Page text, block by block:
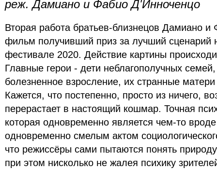
реж. Дамиано и Фабио Д'Инноченцо
Вторая работа братьев-близнецов Дамиано и
фильм получивший приз за лучший сценарий
фестивале 2020. Действие картины
Главные герои - дети неблагополучных
болезненное взросление, их странные
Кажется, что постепенно, просто из ничего,
перерастает в настоящий кошмар. Точная
которая одновременно является чем-то
одновременно смелым актом
что режиссёры сами пытаются понять
при этом нисколько не жалея психику